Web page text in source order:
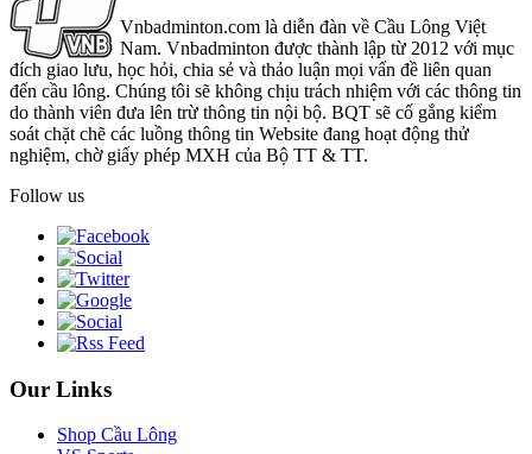
Vnbadminton.com là diễn đàn về Cầu Lông Việt
Nam. Vnbadminton được thành lập từ 2012 với mục
đích giao lưu, học hỏi, chia sẻ và thảo luận mọi vấn đề liên quan
đến cầu lông. Chúng tôi sẽ không chịu trách nhiệm với các thông tin
do thành viên đưa lên trừ thông tin nội bộ. BQT sẽ cố gắng kiểm
soát chặt chẽ các luồng thông tin Website đang hoạt động thử
nghiệm, chờ giấy phép MXH của Bộ TT & TT.
Follow us
Our Links
Shop Cầu Lông